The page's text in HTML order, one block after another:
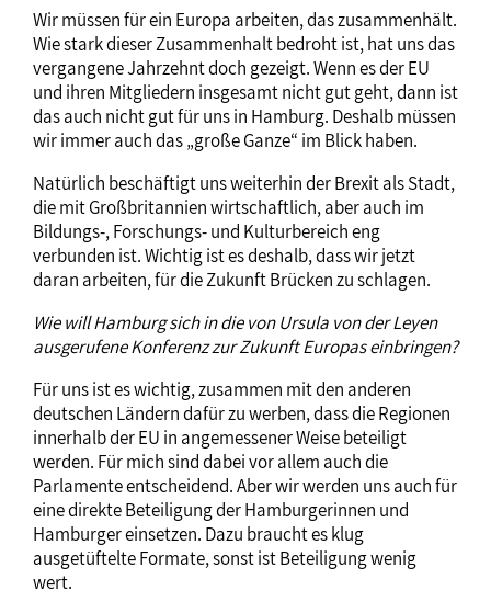
Wir müssen für ein Europa arbeiten, das zusammenhält.
Wie stark dieser Zusammenhalt bedroht ist, hat uns das
vergangene Jahrzehnt doch gezeigt. Wenn es der EU
und ihren Mitgliedern insgesamt nicht gut geht, dann ist
das auch nicht gut für uns in Hamburg. Deshalb müssen
wir immer auch das „große Ganze“ im Blick haben.
Natürlich beschäftigt uns weiterhin der Brexit als Stadt,
die mit Großbritannien wirtschaftlich, aber auch im
Bildungs-, Forschungs- und Kulturbereich eng
verbunden ist. Wichtig ist es deshalb, dass wir jetzt
daran arbeiten, für die Zukunft Brücken zu schlagen.
Wie will Hamburg sich in die von Ursula von der Leyen
ausgerufene Konferenz zur Zukunft Europas einbringen?
Für uns ist es wichtig, zusammen mit den anderen
deutschen Ländern dafür zu werben, dass die Regionen
innerhalb der EU in angemessener Weise beteiligt
werden. Für mich sind dabei vor allem auch die
Parlamente entscheidend. Aber wir werden uns auch für
eine direkte Beteiligung der Hamburgerinnen und
Hamburger einsetzen. Dazu braucht es klug
ausgetüftelte Formate, sonst ist Beteiligung wenig
wert.